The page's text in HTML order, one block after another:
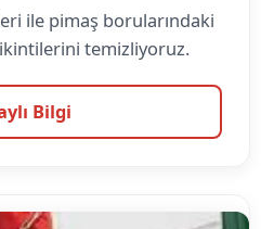
ile pimaş borularındaki
temizliyoruz.
Bilgi